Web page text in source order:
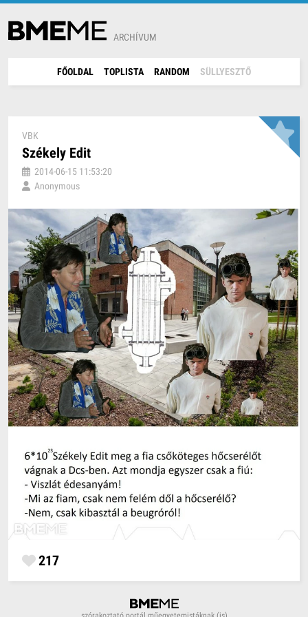
ARCHÍVUM
FŐOLDAL TOPLISTA RANDOM SÜLLYESZTŐ
VBK
Székely Edit
2014-06-15 11:53:20
Anonymous
217